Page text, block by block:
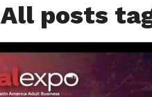
All posts